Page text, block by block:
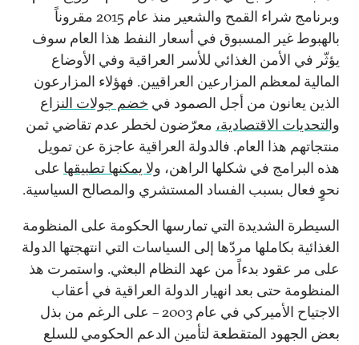
وبرنامج شراء القمح والشعير منذ عام 2015 مقروناً
بالهبوط غير المسبوق في أسعار النفط هذا العام سوف
يؤثّر في الأمن الغذائي للأسر العراقية وفي الأوضاع
المالية لمعظم المزارعين العراقيين. فهؤلاء المزارعون
الذين يعانون من أجل الصمود في خضم جولات النزاع
والتحديات الاقتصادية، معرّضون لخطر عدم تقاضي ثمن
منتجاتهم هذا العام. فالدولة العراقية عاجزة عن تمويل
هذه البرامج في شكلها الراهن، ولا يمكنها تطبيقها على
نحوٍ فعال بسبب الفساد المستشري والمصالح السياسية.
السيطرة الشديدة التي تمارسها الحكومة على المنظومة
الغذائية بكاملها مردّها إلى السياسات التي انتهجتها الدولة
على مر عقود بدءاً من عهد النظام البعثي. واستمرت هذ
المنظومة حتى بعد انهيار الدولة العراقية في أعقاب
الاجتياح الأميركي في عام 2003 – على الرغم من بذل
بعض الجهود المتقطعة لتأمين الدعم الحكومي للسلع